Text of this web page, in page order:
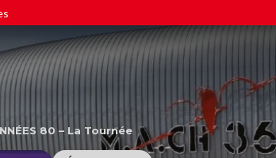
80 – La Tournée